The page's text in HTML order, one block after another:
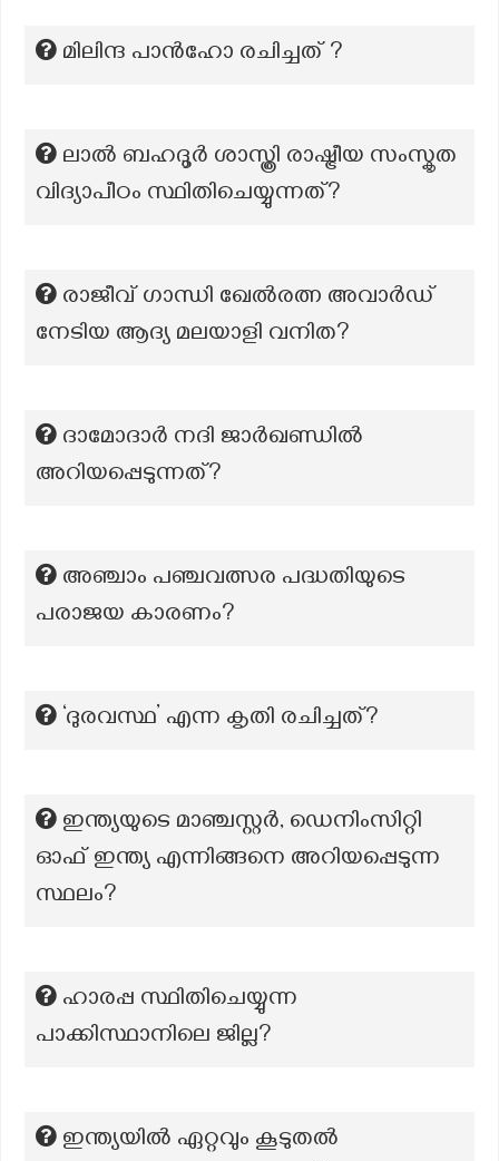
മിലിന്ദ പാൻഹോ രചിച്ചത് ?
ലാൽ ബഹദൂർ ശാസ്ത്രി രാഷ്ട്രീയ സംസ്കൃത
വിദ്യാപീഠം സ്ഥിതിചെയ്യുന്നത്?
രാജീവ് ഗാന്ധി ഖേൽരത്ന അവാർഡ്
നേടിയ ആദ്യ മലയാളി വനിത?
ദാമോദാർ നദി ജാർഖണ്ഡിൽ
അറിയപ്പെടുന്നത്?
അഞ്ചാം പഞ്ചവത്സര പദ്ധതിയുടെ
പരാജയ കാരണം?
‘ദുരവസ്ഥ’ എന്ന കൃതി രചിച്ചത്?
ഇന്ത്യയുടെ മാഞ്ചസ്റ്റര്‍, ഡെനിംസിറ്റി
ഓഫ് ഇന്ത്യ എന്നിങ്ങനെ അറിയപ്പെടുന്ന
സ്ഥലം?
ഹാരപ്പ സ്ഥിതിചെയ്യുന്ന
പാക്കിസ്ഥാനിലെ ജില്ല?
ഇന്ത്യയിൽ ഏറ്റവും കൂടുതൽ